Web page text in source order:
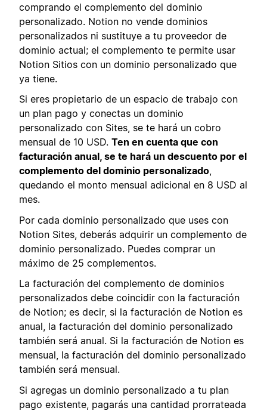
comprando el complemento del dominio
personalizado. Notion no vende dominios
personalizados ni sustituye a tu proveedor de
dominio actual; el complemento te permite usar
Notion Sitios con un dominio personalizado que
ya tiene.
Si eres propietario de un espacio de trabajo con
un plan pago y conectas un dominio
personalizado con Sites, se te hará un cobro
mensual de 10 USD. Ten en cuenta que con
facturación anual, se te hará un descuento por el
complemento del dominio personalizado,
quedando el monto mensual adicional en 8 USD al
mes.
Por cada dominio personalizado que uses con
Notion Sites, deberás adquirir un complemento de
dominio personalizado. Puedes comprar un
máximo de 25 complementos.
La facturación del complemento de dominios
personalizados debe coincidir con la facturación
de Notion; es decir, si la facturación de Notion es
anual, la facturación del dominio personalizado
también será anual. Si la facturación de Notion es
mensual, la facturación del dominio personalizado
también será mensual.
Si agregas un dominio personalizado a tu plan
pago existente, pagarás una cantidad prorrateada